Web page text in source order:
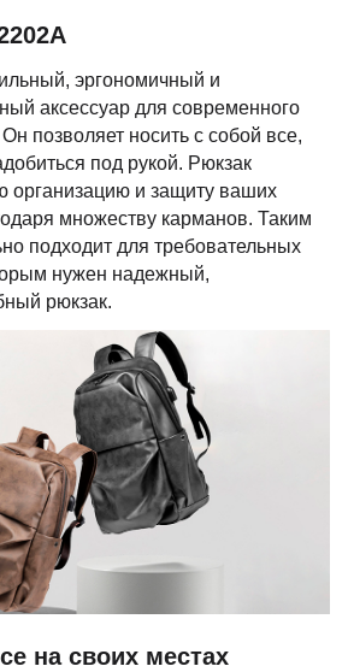
эргономичный и
аксессуар для современного
позволяет носить с собой все,
под рукой. Рюкзак
организацию и защиту ваших
множеству карманов. Таким
подходит для требовательных
нужен надежный,
рюкзак.
на своих местах